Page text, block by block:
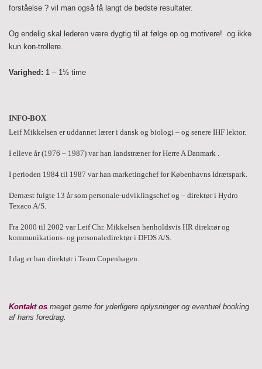
forståelse ? vil man også få langt de bedste resultater.
Og endelig skal lederen være dygtig til at følge op og motivere! og ikke
kun kon-trollere.
Varighed: 1 – 1½ time
INFO-BOX
Leif Mikkelsen er uddannet lærer i dansk og biologi – og senere IHF lektor.
I elleve år (1976 – 1987) var han landstræner for Herre A Danmark .
I perioden 1984 til 1987 var han marketingchef for Københavns Idrætspark.
Dernæst fulgte 13 år som personale-udviklingschef og – direktør i Hydro
Texaco A/S.
Fra 2000 til 2002 var Leif Chr. Mikkelsen henholdsvis HR direktør og
kommunikations- og personaledirektør i DFDS A/S.
I dag er han direktør i Team Copenhagen.
Kontakt os meget gerne for yderligere oplysninger og eventuel booking
af hans foredrag.